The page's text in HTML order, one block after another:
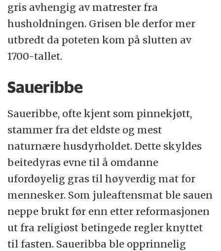
gris avhengig av matrester fra
husholdningen. Grisen ble derfor mer
utbredt da poteten kom på slutten av
1700-tallet.
Saueribbe
Saueribbe, ofte kjent som pinnekjøtt,
stammer fra det eldste og mest
naturnære husdyrholdet. Dette skyldes
beitedyras evne til å omdanne
ufordøyelig gras til høyverdig mat for
mennesker. Som juleaftensmat ble sauen
neppe brukt før enn etter reformasjonen
ut fra religiøst betingede regler knyttet
til fasten. Saueribba ble opprinnelig